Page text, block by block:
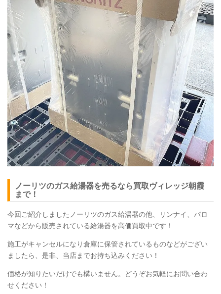
ノーリツのガス給湯器を売るなら買取ヴィレッジ朝霞
まで！
今回ご紹介しましたノーリツのガス給湯器の他、リンナイ、パロ
マなどから販売されている給湯器を高価買取中です！
施工がキャンセルになり倉庫に保管されているものなどがござい
ましたら、是非、当店までお持ち込みください！
価格が知りたいだけでも構いません。どうぞお気軽にお問い合わ
せください！